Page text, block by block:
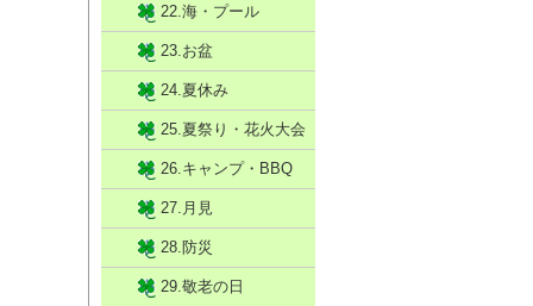
22.海・プール
23.お盆
24.夏休み
25.夏祭り・花火大会
26.キャンプ・BBQ
27.月見
28.防災
29.敬老の日